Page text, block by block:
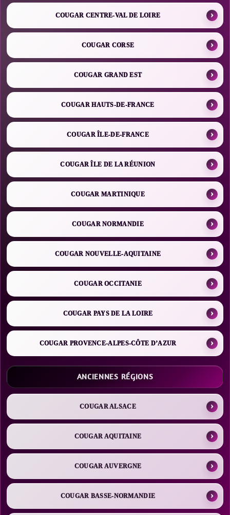
COUGAR CENTRE-VAL DE LOIRE
COUGAR CORSE
COUGAR GRAND EST
COUGAR HAUTS-DE-FRANCE
COUGAR ÎLE-DE-FRANCE
COUGAR ÎLE DE LA RÉUNION
COUGAR MARTINIQUE
COUGAR NORMANDIE
COUGAR NOUVELLE-AQUITAINE
COUGAR OCCITANIE
COUGAR PAYS DE LA LOIRE
COUGAR PROVENCE-ALPES-CÔTE D’AZUR
ANCIENNES RÉGIONS
COUGAR ALSACE
COUGAR AQUITAINE
COUGAR AUVERGNE
COUGAR BASSE-NORMANDIE